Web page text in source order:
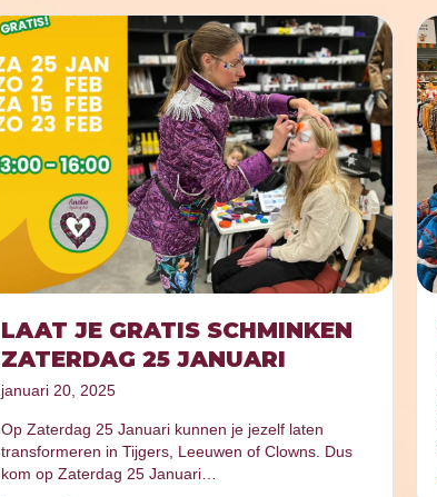
LAAT JE GRATIS SCHMINKEN
ZATERDAG 25 JANUARI
januari 20, 2025
Op Zaterdag 25 Januari kunnen je jezelf laten
transformeren in Tijgers, Leeuwen of Clowns. Dus
kom op Zaterdag 25 Januari…